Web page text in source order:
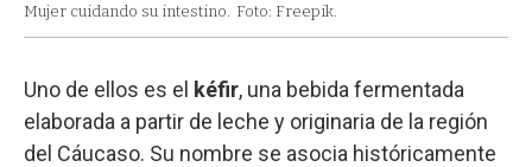
Mujer cuidando su intestino. Foto: Freepik.
Uno de ellos es el kéfir, una bebida fermentada
elaborada a partir de leche y originaria de la región
del Cáucaso. Su nombre se asocia históricamente